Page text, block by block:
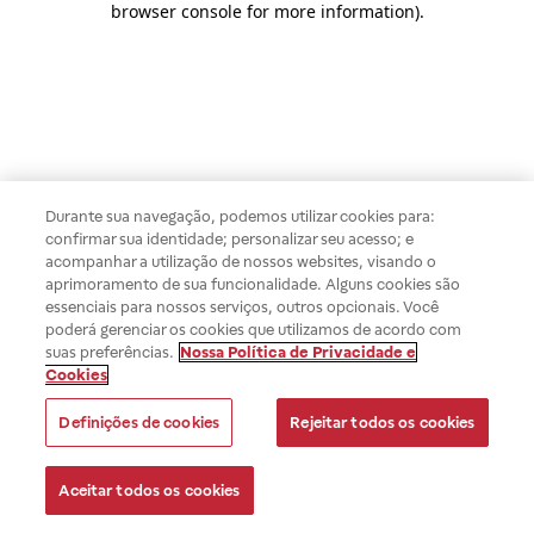
browser console for more information).
Durante sua navegação, podemos utilizar cookies para:
confirmar sua identidade; personalizar seu acesso; e
acompanhar a utilização de nossos websites, visando o
aprimoramento de sua funcionalidade. Alguns cookies são
essenciais para nossos serviços, outros opcionais. Você
poderá gerenciar os cookies que utilizamos de acordo com
suas preferências. Nossa Política de Privacidade e
Cookies
Definições de cookies Rejeitar todos os cookies
Aceitar todos os cookies